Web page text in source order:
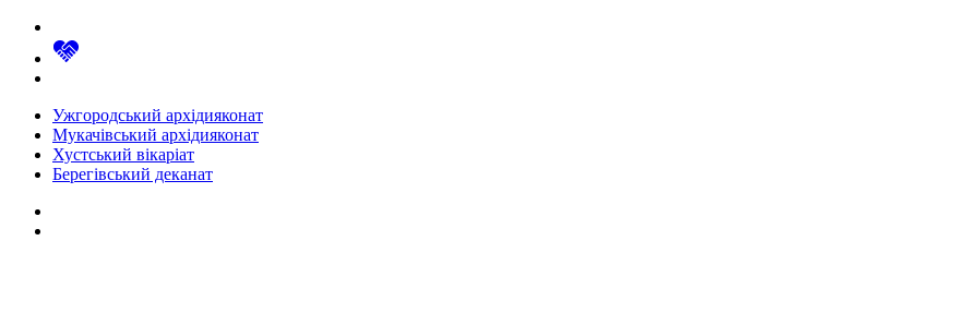
Ужгородський архідияконат
Мукачівський архідияконат
Хустський вікаріат
Берегівський деканат